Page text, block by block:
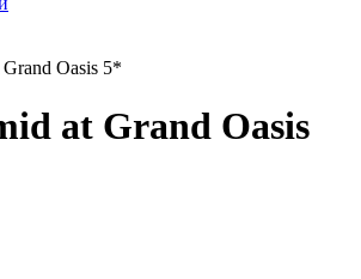
Oasis 5*
at Grand Oasis